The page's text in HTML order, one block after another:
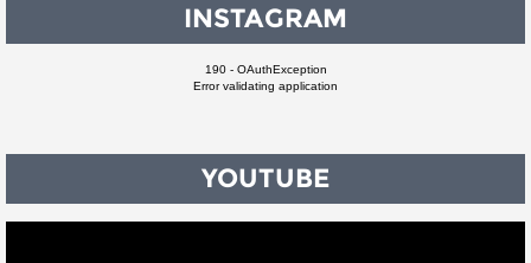
INSTAGRAM
190 - OAuthException
Error validating application
YOUTUBE